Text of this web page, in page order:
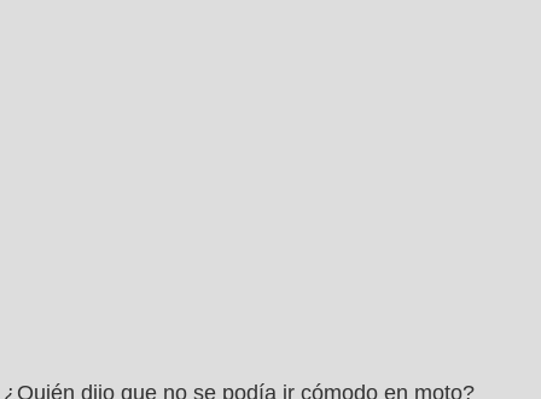
¿Quién dijo que no se podía ir cómodo en moto?